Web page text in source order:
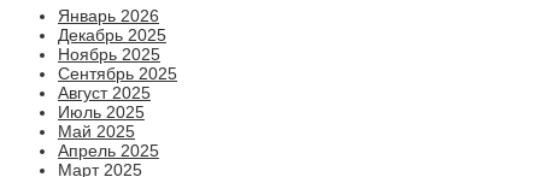
Январь 2026
Декабрь 2025
Ноябрь 2025
Сентябрь 2025
Август 2025
Июль 2025
Май 2025
Апрель 2025
Март 2025